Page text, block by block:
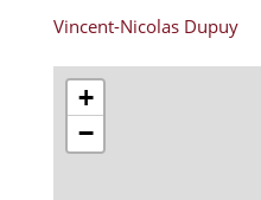
Vincent-Nicolas Dupuy
+
−